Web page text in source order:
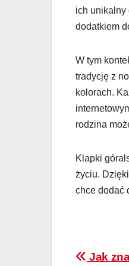
ich unikalny
dodatkiem
W tym
tradycję z
kolorach.
rodzina
Klapki
życiu.
chce dodać
Jak